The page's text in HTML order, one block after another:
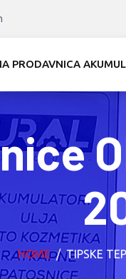
PRODAVNICA
HOME TIPSKE